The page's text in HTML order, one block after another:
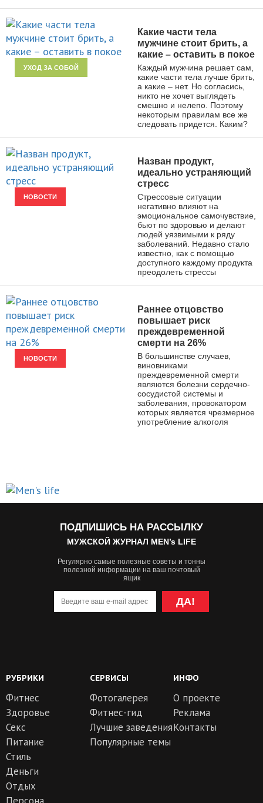
УХОД ЗА СОБОЙ
Какие части тела
мужчине стоит брить, а
какие – оставить в покое
Каждый мужчина решает сам,
какие части тела лучше брить,
а какие – нет. Но согласись,
никто не хочет выглядеть
смешно и нелепо. Поэтому
некоторым правилам все же
следовать придется. Каким?
НОВОСТИ
Назван продукт,
идеально устраняющий
стресс
Стрессовые ситуации
негативно влияют на
эмоциональное самочувствие,
бьют по здоровью и делают
людей уязвимыми к ряду
заболеваний. Недавно стало
известно, как с помощью
доступного каждому продукта
преодолеть стрессы
НОВОСТИ
Раннее отцовство
повышает риск
преждевременной
смерти на 26%
В большинстве случаев,
виновниками
преждевременной смерти
являются болезни сердечно-
сосудистой системы и
заболевания, провокатором
которых является чрезмерное
употребление алкоголя
ПОДПИШИСЬ НА РАССЫЛКУ
МУЖСКОЙ ЖУРНАЛ MEN’s LIFE
Регулярно самые полезные советы и тонны
полезной информации на ваш почтовый
ящик
ДА!
РУБРИКИ
Фитнес
Здоровье
Секс
Питание
Стиль
Деньги
Отдых
СЕРВИСЫ
Фотогалерея
Фитнес-гид
Лучшие заведения
Популярные темы
ИНФО
О проекте
Реклама
Контакты